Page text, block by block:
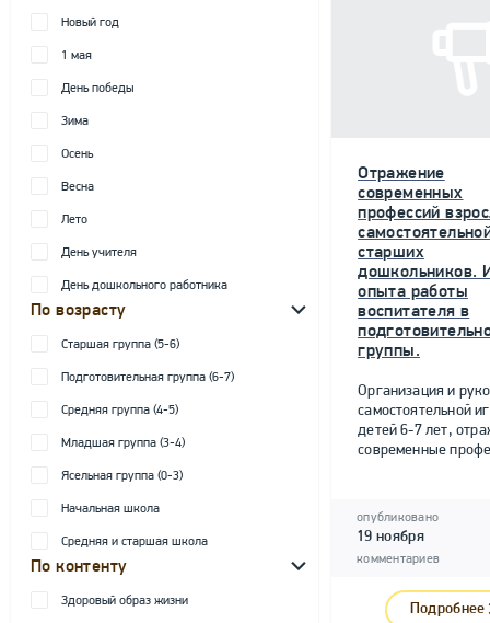
Новый год
1 мая
День победы
Зима
Осень
Весна
Лето
День учителя
День дошкольного работника
По возрасту
Старшая группа (5-6)
Подготовительная группа (6-7)
Средняя группа (4-5)
Младшая группа (3-4)
Ясельная группа (0-3)
Начальная школа
Средняя и старшая школа
По контенту
Здоровый образ жизни
Отражение
современных
профессий
старших
дошкольников.
опыта работы
воспитателя в
группы.
Организация и
самостоятельной
детей 6-7 лет,
современные
опубликовано
19 ноября
комментариев
Подробнее